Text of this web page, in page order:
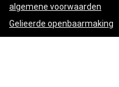
algemene voorwaarden
Gelieerde openbaarmaking